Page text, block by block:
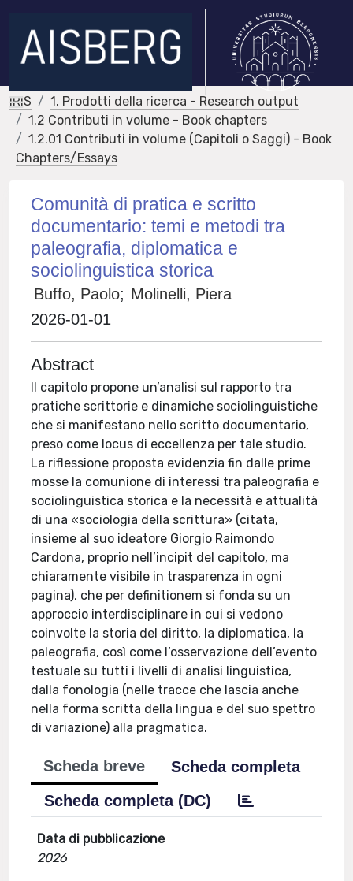
IRIS
1. Prodotti della ricerca - Research output
1.2 Contributi in volume - Book chapters
1.2.01 Contributi in volume (Capitoli o Saggi) - Book
Chapters/Essays
Comunità di pratica e scritto
documentario: temi e metodi tra
paleografia, diplomatica e
sociolinguistica storica
Buffo, Paolo; Molinelli, Piera
2026-01-01
Abstract
Il capitolo propone un’analisi sul rapporto tra
pratiche scrittorie e dinamiche sociolinguistiche
che si manifestano nello scritto documentario,
preso come locus di eccellenza per tale studio.
La riflessione proposta evidenzia fin dalle prime
mosse la comunione di interessi tra paleografia e
sociolinguistica storica e la necessità e attualità
di una «sociologia della scrittura» (citata,
insieme al suo ideatore Giorgio Raimondo
Cardona, proprio nell’incipit del capitolo, ma
chiaramente visibile in trasparenza in ogni
pagina), che per definitionem si fonda su un
approccio interdisciplinare in cui si vedono
coinvolte la storia del diritto, la diplomatica, la
paleografia, così come l’osservazione dell’evento
testuale su tutti i livelli di analisi linguistica,
dalla fonologia (nelle tracce che lascia anche
nella forma scritta della lingua e del suo spettro
di variazione) alla pragmatica.
Scheda breve
Scheda completa
Scheda completa (DC)
Data di pubblicazione
2026